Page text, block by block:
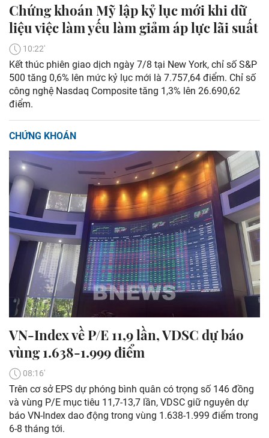
Chứng khoán Mỹ lập kỷ lục mới khi dữ
liệu việc làm yếu làm giảm áp lực lãi suất
10:22'
Kết thúc phiên giao dịch ngày 7/8 tại New York, chỉ số S&P
500 tăng 0,6% lên mức kỷ lục mới là 7.757,64 điểm. Chỉ số
công nghệ Nasdaq Composite tăng 1,3% lên 26.690,62
điểm.
CHỨNG KHOÁN
VN-Index về P/E 11,9 lần, VDSC dự báo
vùng 1.638-1.999 điểm
08:16'
Trên cơ sở EPS dự phóng bình quân có trọng số 146 đồng
và vùng P/E mục tiêu 11,7-13,7 lần, VDSC giữ nguyên dự
báo VN-Index dao động trong vùng 1.638-1.999 điểm trong
6-8 tháng tới.